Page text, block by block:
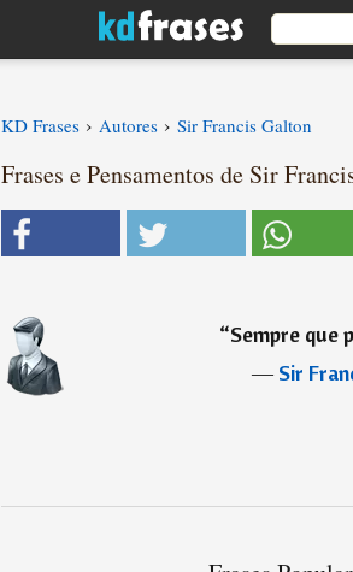
KD Frases › Autores › Sir Francis Galton
Frases e Pensamentos de Sir
“Sempre que
―Sir